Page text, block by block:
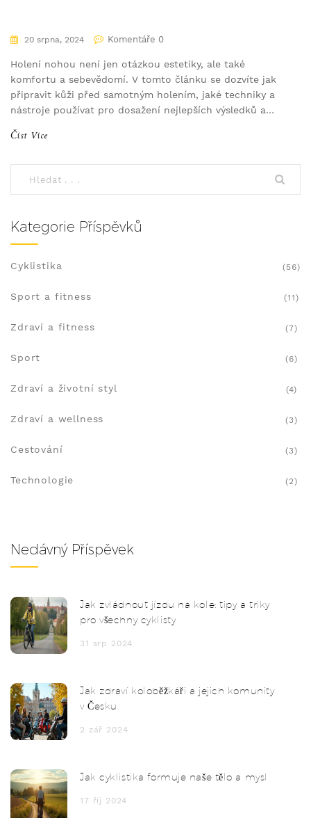
20 srpna, 2024 Komentáře 0
Holení nohou není jen otázkou estetiky, ale také
komfortu a sebevědomí. V tomto článku se dozvíte jak
připravit kůži před samotným holením, jaké techniky a
nástroje používat pro dosažení nejlepších výsledků a
Číst Více
Kategorie Příspěvků
Cyklistika (56)
Sport a fitness (11)
Zdraví a fitness (7)
Sport (6)
Zdraví a životní styl (4)
Zdraví a wellness (3)
Cestování (3)
Technologie (2)
Nedávný Příspěvek
Jak zvládnout jízdu na kole: tipy a triky
pro všechny cyklisty
31 srp 2024
Jak zdraví koloběžkáři a jejich komunity
v Česku
2 zář 2024
Jak cyklistika formuje naše tělo a mysl
17 říj 2024